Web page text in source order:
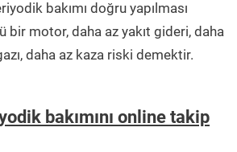
bakımı doğru yapılması
bir motor, daha az yakıt gideri, daha
daha az kaza riski demektir.
bakımını online takip